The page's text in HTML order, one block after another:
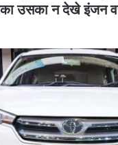
उसका न देखे इंजन